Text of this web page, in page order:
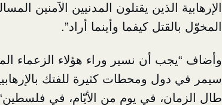
الإرهابية الذين يقتلون المدنيين الآمنين
المخوّل بالقتل كيفما وأينما أراد”.
وأضاف “يجب أن نسير وراء هؤلاء الزعماء
سيمر في دول ومحطات كثيرة للفتك
طال الزمان، في يوم من الأيّام، في فلسطين